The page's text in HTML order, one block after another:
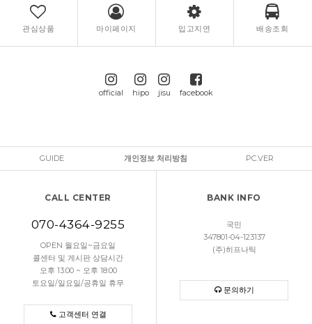
관심상품 마이페이지 입고지연 배송조회
official hipo jisu facebook
GUIDE 개인정보 처리방침 PC.VER
CALL CENTER
070-4364-9255
OPEN 월요일~금요일
콜센터 및 게시판 상담시간
오후 13:00 ~ 오후 18:00
토요일/일요일/공휴일 휴무
고객센터 연결
BANK INFO
국민
347801-04-123137
(주)히프나틱
문의하기